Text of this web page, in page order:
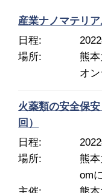
産業ナノマテリ
日程
場所
熊
オ
火薬類の安全保
回）
日程
場所
熊
om